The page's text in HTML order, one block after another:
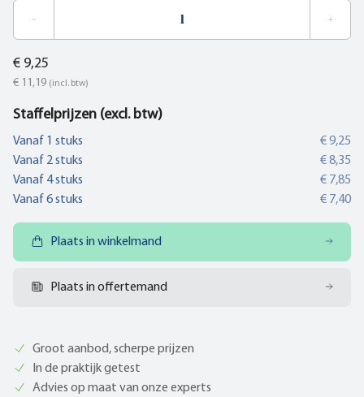
€ 9,25
€ 11,19 (incl. btw)
Staffelprijzen (excl. btw)
Vanaf 1 stuks
€ 9,25
Vanaf 2stuks
€ 8,35
Vanaf 4stuks
€ 7,85
Vanaf 6stuks € 7,40
Plaats in winkelmand
Plaats in offertemand
Groot aanbod, scherpe prijzen
In de praktijk getest
Advies op maat van onze experts